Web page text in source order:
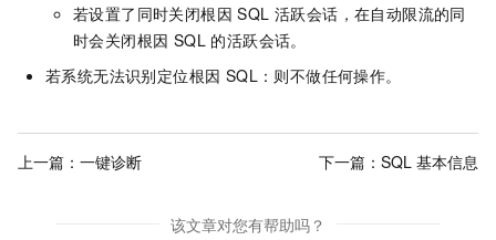
若设置了同时关闭根因 SQL 活跃会话，在自动限流的同
时会关闭根因 SQL 的活跃会话。
若系统无法识别定位根因 SQL：则不做任何操作。
上一篇： 一键诊断 下一篇： SQL 基本信息
该文章对您有帮助吗？